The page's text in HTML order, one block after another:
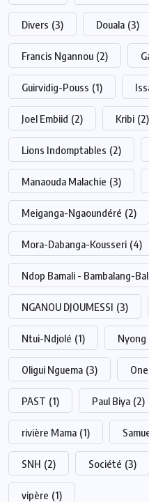
Divers (3) Douala (3)
Francis Ngannou (2)
Guirvidig-Pouss (1)
Joel Embiid (2) Kribi (2)
Lions Indomptables (2)
Manaouda Malachie (3)
Meiganga-Ngaoundéré (2)
Mora-Dabanga-Kousseri (4)
Ndop Bamali - Bambalang-
NGANOU DJOUMESSI (3)
Ntui-Ndjolé (1) Nyong
Oligui Nguema (3)
PAST (1) Paul Biya (2)
rivière Mama (1)
SNH (2) Société (3)
vipère (1)